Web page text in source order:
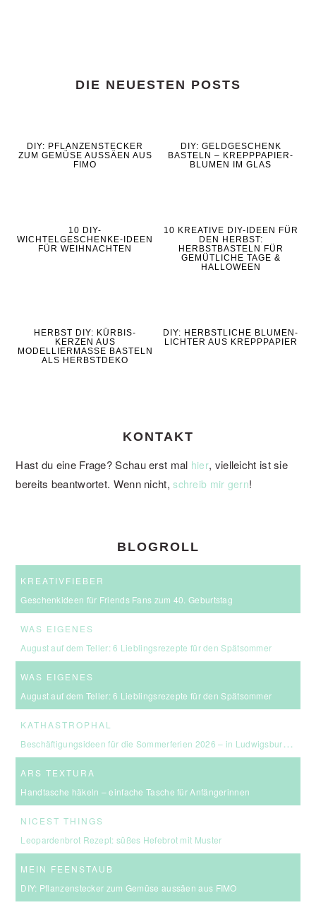
DIE NEUESTEN POSTS
DIY: PFLANZENSTECKER
ZUM GEMÜSE AUSSÄEN AUS
FIMO
DIY: GELDGESCHENK
BASTELN – KREPPPAPIER-
BLUMEN IM GLAS
10 DIY-
WICHTELGESCHENKE-IDEEN
FÜR WEIHNACHTEN
10 KREATIVE DIY-IDEEN FÜR
DEN HERBST:
HERBSTBASTELN FÜR
GEMÜTLICHE TAGE &
HALLOWEEN
HERBST DIY: KÜRBIS-
KERZEN AUS
MODELLIERMASSE BASTELN
ALS HERBSTDEKO
DIY: HERBSTLICHE BLUMEN-
LICHTER AUS KREPPPAPIER
KONTAKT
Hast du eine Frage? Schau erst mal hier, vielleicht ist sie
bereits beantwortet. Wenn nicht,schreib mir gern!
BLOGROLL
KREATIVFIEBER
Geschenkideen für Friends Fans zum 40. Geburtstag
WAS EIGENES
August auf dem Teller: 6 Lieblingsrezepte für den Spätsommer
WAS EIGENES
August auf dem Teller: 6 Lieblingsrezepte für den Spätsommer
KATHASTROPHAL
Beschäftigungsideen für die Sommerferien 2026 – in Ludwigsburg, Stuttgart & Umgebung
ARS TEXTURA
Handtasche häkeln – einfache Tasche für Anfängerinnen
NICEST THINGS
Leopardenbrot Rezept: süßes Hefebrot mit Muster
MEIN FEENSTAUB
DIY: Pflanzenstecker zum Gemüse aussäen aus FIMO